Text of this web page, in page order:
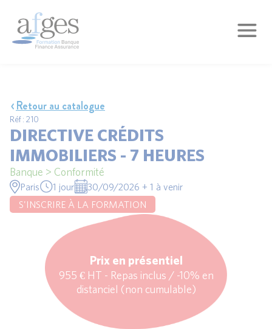
Retour au catalogue
Réf : 210
DIRECTIVE CRÉDITS
IMMOBILIERS - 7 HEURES
Banque > Conformité
Paris 1 jour
30/09/2026 + 1 à venir
S'INSCRIRE À LA FORMATION
Prix en présentiel
955 € HT - Repas inclus / -10% en
distanciel (non cumulable)